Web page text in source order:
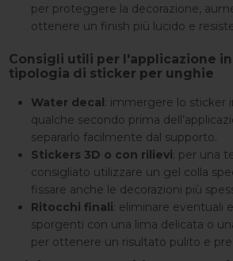
per proteggere la decorazione,
ottenere un finish più lucido e
Consigli utili per l'applicazione in
tipologia di sticker per unghie
Water decal : immergere lo sticker
qualche secondo prima
separarlo facilmente dal supporto.
Stickers 3D o con rilievi: per una
consigliato utilizzare un gel colla
fissare anche le decorazioni più
Ritocchi finali: eliminare eventuali
sporgenti con una lima delicata o
per ottenere un risultato pulito e